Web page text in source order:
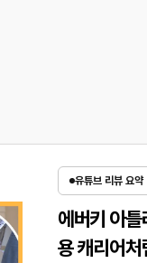
유튜브 리뷰 요약
에버키 아
용 캐리어처